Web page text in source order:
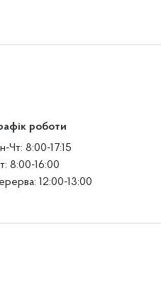
роботи
Чт: 8:00-17:15
8:00-16:00
12:00-13:00